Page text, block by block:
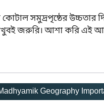
সমুদ্রপৃষ্ঠের
খুবই জরুরি। আশা করি এই
Geography